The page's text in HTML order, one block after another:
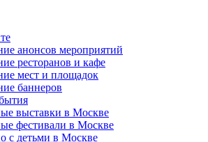
анонсов мероприятий
ресторанов и кафе
мест и площадок
баннеров
выставки в Москве
фестивали в Москве
с детьми в Москве